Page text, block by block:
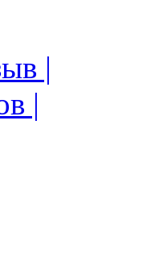
|
|